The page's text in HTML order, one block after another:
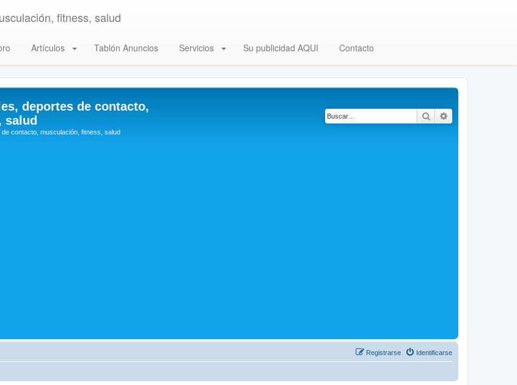
fitness, salud
Artículos Tablón Anuncios Servicios Su publicidad AQUI Contacto
deportes de contacto,
salud
contacto, musculación, fitness, salud
Buscar
Identificarse
Registrarse